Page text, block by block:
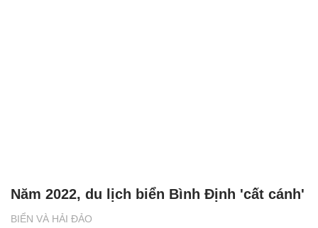
BIỂN VÀ HẢI ĐẢO
Năm 2022, du lịch biển Bình Định 'cất cánh'